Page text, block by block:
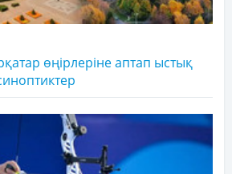
өңірлеріне аптап ыстық